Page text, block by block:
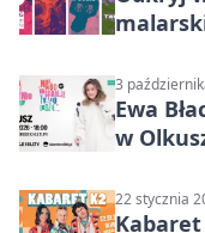
3
Ewa
w
22 stycznia